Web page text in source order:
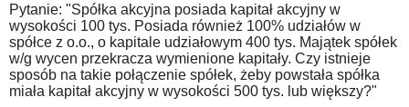
Pytanie: "Spółka akcyjna posiada kapitał akcyjny w
wysokości 100 tys. Posiada również 100% udziałów w
spółce z o.o., o kapitale udziałowym 400 tys. Majątek spółek
w/g wycen przekracza wymienione kapitały. Czy istnieje
sposób na takie połączenie spółek, żeby powstała spółka
miała kapitał akcyjny w wysokości 500 tys. lub większy?"